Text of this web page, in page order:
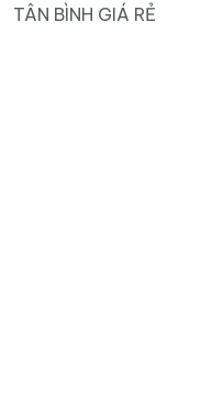
TÂN BÌNH GIÁ RẺ